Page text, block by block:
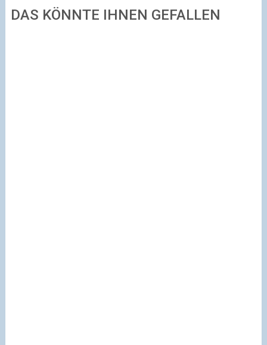
DAS KÖNNTE IHNEN GEFALLEN